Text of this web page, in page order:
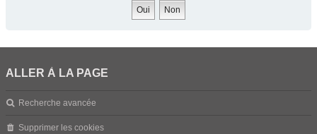
ALLER À LA PAGE
Recherche avancée
Supprimer les cookies